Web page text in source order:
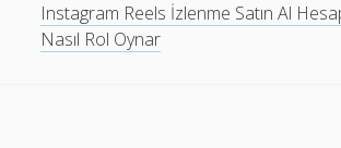
Instagram Reels İzlenme Satın Al
Nasıl Rol Oynar